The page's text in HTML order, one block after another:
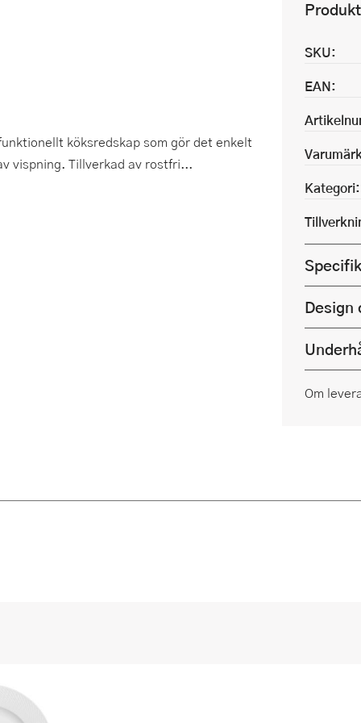
köksredskap som gör det enkelt
vispning. Tillverkad av rostfri...
SKU:
EAN:
Kategori:
Design
Om